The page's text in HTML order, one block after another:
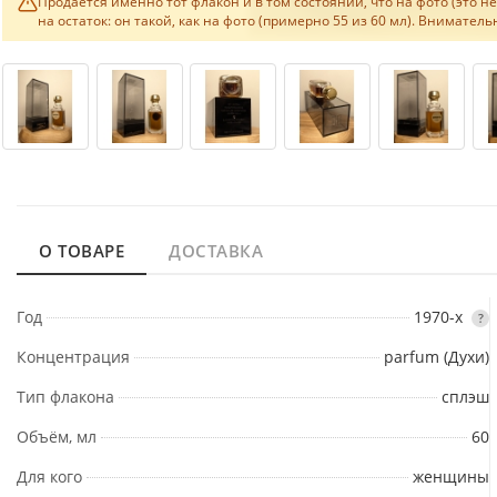
на остаток: он такой, как на фото (примерно 55 из 60 мл).
О ТОВАРЕ ДОСТАВКА
Год 1970-х ?
Концентрация
parfum (Духи)
Тип флакона
сплэш
Объём, мл
60
Для кого
женщины